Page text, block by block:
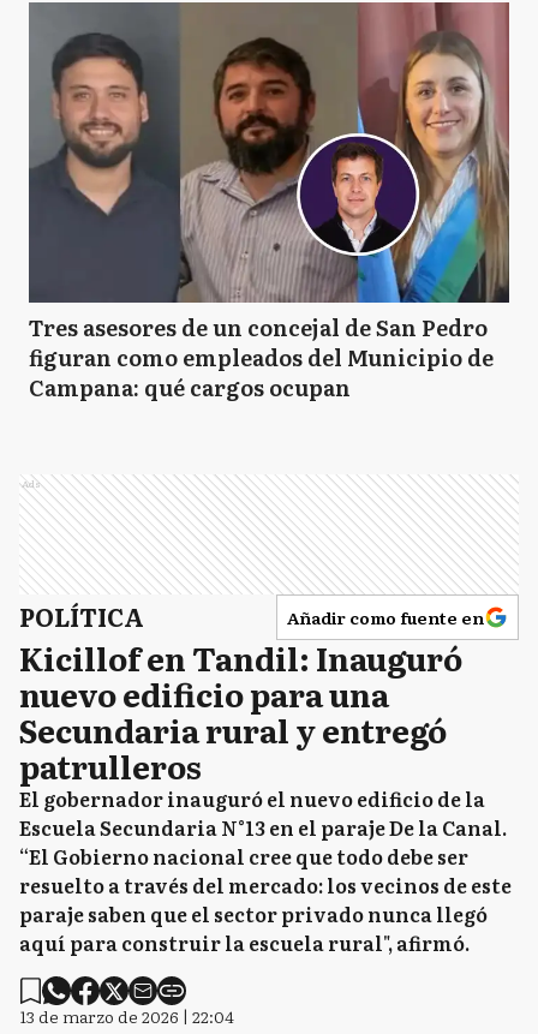
Tres asesores de un concejal de San Pedro
figuran como empleados del Municipio de
Campana: qué cargos ocupan
Ads
POLÍTICA Añadir como fuente en
Kicillof en Tandil: Inauguró
nuevo edificio para una
Secundaria rural y entregó
patrulleros
El gobernador inauguró el nuevo edificio de la
Escuela Secundaria N°13 en el paraje De la Canal.
“El Gobierno nacional cree que todo debe ser
resuelto a través del mercado: los vecinos de este
paraje saben que el sector privado nunca llegó
aquí para construir la escuela rural", afirmó.
13 de marzo de 2026 | 22:04